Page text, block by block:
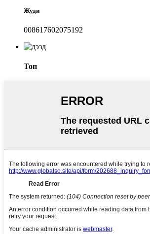
Жуди
008617602075192
Топ